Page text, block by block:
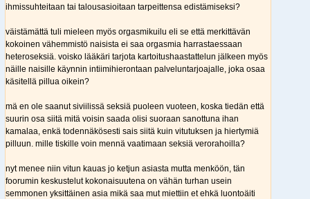
ihmissuhteitaan tai talousasioitaan tarpeittensa edistämiseksi?
väistämättä tuli mieleen myös orgasmikuilu eli se että merkittävän
kokoinen vähemmistö naisista ei saa orgasmia harrastaessaan
heteroseksiä. voisko lääkäri tarjota kartoitushaastattelun jälkeen myös
näille naisille käynnin intiimihierontaan palveluntarjoajalle, joka osaa
käsitellä pillua oikein?
mä en ole saanut siviilissä seksiä puoleen vuoteen, koska tiedän että
suurin osa siitä mitä voisin saada olisi suoraan sanottuna ihan
kamalaa, enkä todennäkösesti sais siitä kuin vitutuksen ja hiertymiä
pilluun. mille tiskille voin mennä vaatimaan seksiä verorahoilla?
nyt menee niin vitun kauas jo ketjun asiasta mutta menköön, tän
foorumin keskustelut kokonaisuutena on vähän turhan usein
semmonen yksittäinen asia mikä saa mut miettiin et ehkä luontoäiti